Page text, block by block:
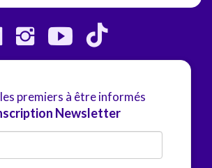
premiers à être informés
Newsletter